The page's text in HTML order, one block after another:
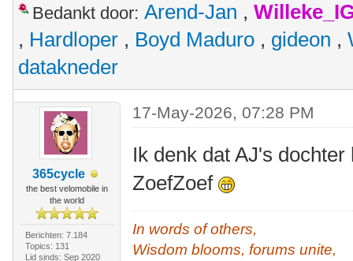
Bedankt door: Arend-Jan ,
, Hardloper , Boyd Maduro , gideon ,
datakneder
365cycle
the best velomobile in
the world
Berichten: 7.184
Topics: 131
Lid sinds: Sep 2020
17-May-2026, 07:28 PM
Ik denk dat AJ's
ZoefZoef
In words of others,
Wisdom blooms, forums unite,